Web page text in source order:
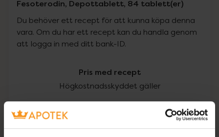
Fesoterodin, Depottablett, 84 tablett(er)
Du behöver ett recept för att kunna köpa denna
vara. Om du har ett recept kan du handla genom
att logga in med ditt bank-ID.
Pris med recept
Högkostnadsskyddet gäller
270,43 kr
I apotek:270,43 kr